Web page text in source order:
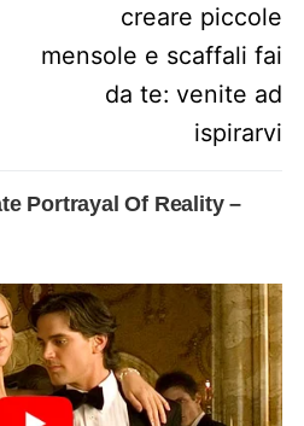
creare piccole
mensole e scaffali fai
da te: venite ad
ispirarvi